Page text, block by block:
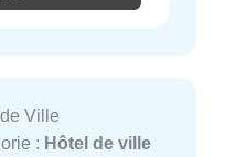
Ville
: Hôtel de ville